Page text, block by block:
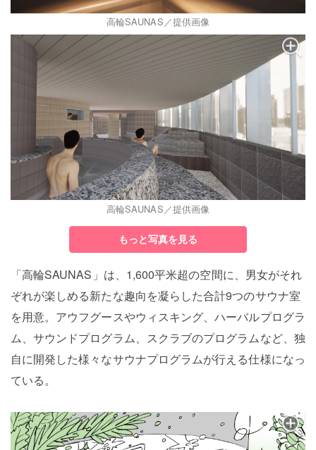
高輪SAUNAS／提供画像
高輪SAUNAS／提供画像
もっと写真を見る
「高輪SAUNAS」は、1,600平米超の空間に、男女がそれ
ぞれが楽しめる新たな趣向を凝らした合計9つのサウナ室
を用意。アウフグースやウィスキング、ハーバルプログラ
ム、サウンドプログラム、スクラブのプログラムなど、独
自に開発した様々なサウナプログラムが行える仕様になっ
ている。